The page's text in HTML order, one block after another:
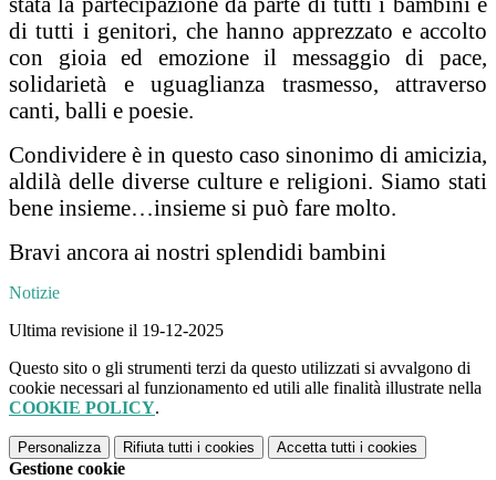
di tutti i genitori, che hanno apprezzato e accolto
con gioia ed emozione il messaggio di pace,
solidarietà e uguaglianza trasmesso, attraverso
canti, balli e poesie.
Condividere è in questo caso sinonimo di amicizia,
aldilà delle diverse culture e religioni. Siamo stati
bene insieme…insieme si può fare molto.
Bravi ancora ai nostri splendidi bambini
Notizie
Ultima revisione il 19-12-2025
Questo sito o gli strumenti terzi da questo utilizzati si avvalgono di
cookie necessari al funzionamento ed utili alle finalità illustrate nella
COOKIE POLICY.
Personalizza Rifiuta tutti i cookies Accetta tutti i cookies
Gestione cookie